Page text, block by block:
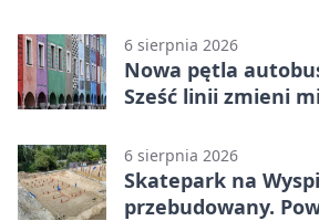
6 sierpnia 2026
Nowa pętla
Sześć linii zmieni
6 sierpnia 2026
Skatepark na
przebudowany.